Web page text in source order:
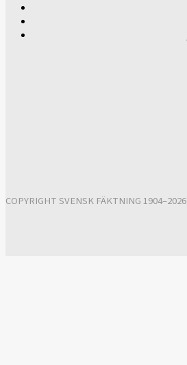
COPYRIGHT SVENSK FÄKTNING 1904–2026